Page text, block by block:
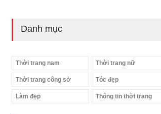
Danh mục
Thời trang nam Thời trang nữ
Thời trang công sở Tóc đẹp
Làm đẹp Thông tin thời trang